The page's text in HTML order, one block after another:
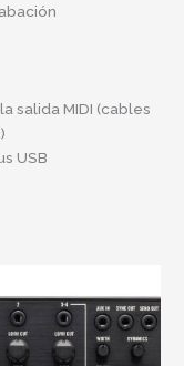
salida MIDI (cables
USB